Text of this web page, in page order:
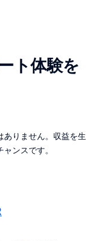
ト体験を
ありません。収益を生
ンスです。